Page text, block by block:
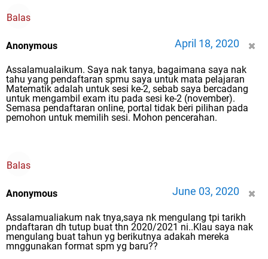
Balas
Anonymous April 18, 2020
Assalamualaikum. Saya nak tanya, bagaimana saya nak
tahu yang pendaftaran spmu saya untuk mata pelajaran
Matematik adalah untuk sesi ke-2, sebab saya bercadang
untuk mengambil exam itu pada sesi ke-2 (november).
Semasa pendaftaran online, portal tidak beri pilihan pada
pemohon untuk memilih sesi. Mohon pencerahan.
Balas
Anonymous June 03, 2020
Assalamualiakum nak tnya,saya nk mengulang tpi tarikh
pndaftaran dh tutup buat thn 2020/2021 ni..Klau saya nak
mengulang buat tahun yg berikutnya adakah mereka
mnggunakan format spm yg baru??